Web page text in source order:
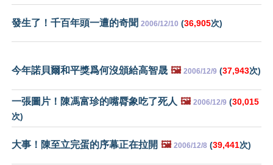
發生了！千百年頭一遭的奇聞 2006/12/10 (36,905次)
今年諾貝爾和平獎爲何沒頒給高智晟 🖼️ 2006/12/9 (37,943次)
一張圖片！陳馮富珍的嘴脣象吃了死人 🖼️ 2006/12/9 (30,015
次)
大事！陳至立完蛋的序幕正在拉開 🖼️ 2006/12/8 (39,441次)